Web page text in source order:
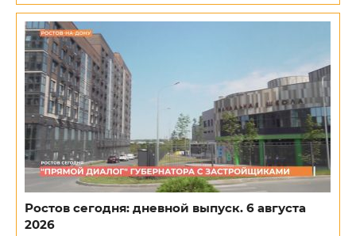
Ростов сегодня: дневной выпуск. 6 августа
2026